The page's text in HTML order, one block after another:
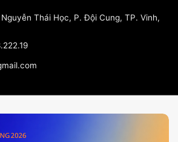
Thái Học, P. Đội Cung, TP. Vinh,